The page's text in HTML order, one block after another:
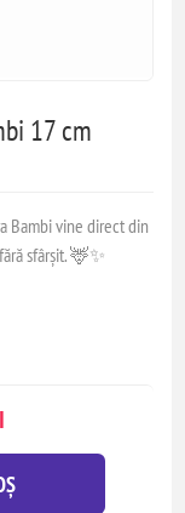
17 cm
Bambi vine direct din
sfârșit. 🦌✨